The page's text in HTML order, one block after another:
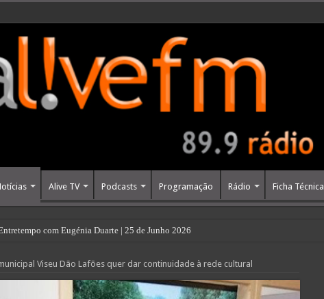
Alive TV Podcasts Programação Rádio Ficha Técnica
com Eugénia Duarte | 25 de Junho 2026
Viseu Dão Lafões quer dar continuidade à rede cultural